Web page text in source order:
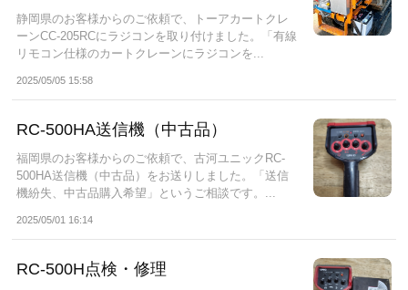
静岡県のお客様からのご依頼で、トーアカートクレ
ーンCC-205RCにラジコンを取り付けました。「有線
リモコン仕様のカートクレーンにラジコンを...
2025/05/05 15:58
RC-500HA送信機（中古品）
福岡県のお客様からのご依頼で、古河ユニックRC-
500HA送信機（中古品）をお送りしました。「送信
機紛失、中古品購入希望」というご相談です。...
2025/05/01 16:14
RC-500H点検・修理